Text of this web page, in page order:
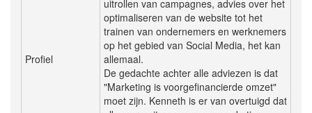
Profiel
uitrollen van campagnes, advies over het
optimaliseren van de website tot het
trainen van ondernemers en werknemers
op het gebied van Social Media, het kan
allemaal.
De gedachte achter alle adviezen is dat
"Marketing is voorgefinancierde omzet"
moet zijn. Kenneth is er van overtuigd dat